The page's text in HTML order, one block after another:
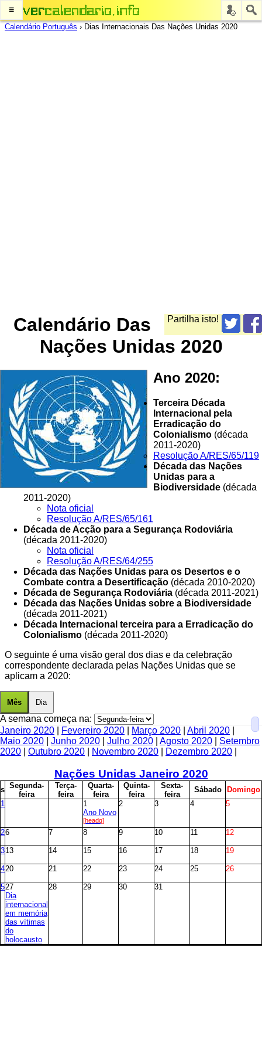
≡
Calendário Português › Dias Internacionais Das Nações Unidas 2020
Partilha isto!
Calendário Das
Nações Unidas 2020
Ano 2020:
Terceira Década
Internacional pela
Erradicação do
Colonialismo (década
2011-2020)
Resolução A/RES/65/119
Década das Nações
Unidas para a
Biodiversidade (década
2011-2020)
Nota oficial
Resolução A/RES/65/161
Década de Acção para a Segurança Rodoviária
(década 2011-2020)
Nota oficial
Resolução A/RES/64/255
Década das Nações Unidas para os Desertos e o
Combate contra a Desertificação (década 2010-2020)
Década de Segurança Rodoviária (década 2011-2021)
Década das Nações Unidas sobre a Biodiversidade
(década 2011-2021)
Década Internacional terceira para a Erradicação do
Colonialismo (década 2011-2020)
O seguinte é uma visão geral dos dias e da celebração
correspondente declarada pelas Nações Unidas que se
aplicam a 2020:
Mês Dia
A semana começa na:
Janeiro 2020
Fevereiro 2020 Março 2020 Abril 2020
Maio 2020
Junho 2020 Julho 2020 Agosto 2020
Setembro
2020
Outubro 2020 Novembro 2020 Dezembro 2020
Nações Unidas Janeiro 2020
s Segunda-
feira
Terça-
feira
Quarta-
feira
Quinta-
feira
Sexta-
feira
Sábado Domingo
1
1
Ano Novo
[headq]
2 3 4 5
26 7 8 9 10 11 12
313 14 15 16 17 18 19
420 21 22 23 24 25 26
527
Dia
internacional
em memória
das vítimas
do
holocausto
28 29 30 31